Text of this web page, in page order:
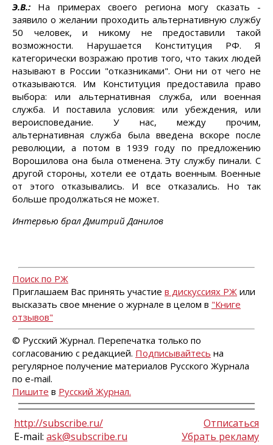
Э.В.: На примерах своего региона могу сказать -
заявило о желании проходить альтернативную службу
50 человек, и никому не предоставили такой
возможности. Нарушается Конституция РФ. Я
категорически возражаю против того, что таких людей
называют в России "отказниками". Они ни от чего не
отказываются. Им Конституция предоставила право
выбора: или альтернативная служба, или военная
служба. И поставила условия: или убеждения, или
вероисповедание. У нас, между прочим,
альтернативная служба была введена вскоре после
революции, а потом в 1939 году по предложению
Ворошилова она была отменена. Эту службу пинали. С
другой стороны, хотели ее отдать военным. Военные
от этого отказывались. И все отказались. Но так
больше продолжаться не может.
Интервью брал Дмитрий Данилов
Поиск по РЖ
Приглашаем Вас принять участие в дискуссиях РЖ или
высказать свое мнение о журнале в целом в "Книге
отзывов"
© Русский Журнал. Перепечатка только по
согласованию с редакцией. Подписывайтесь на
регулярное получение материалов Русского Журнала
по e-mail.
Пишите в Русский Журнал.
http://subscribe.ru/
E-mail: ask@subscribe.ru
Отписаться
Убрать рекламу